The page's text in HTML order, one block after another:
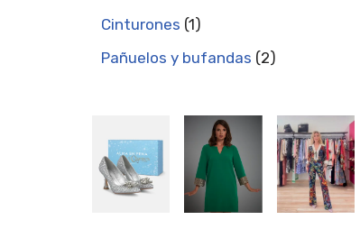
Cinturones 1
Pañuelos y bufandas 2